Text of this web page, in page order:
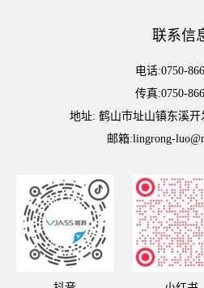
联系信
电话:0750-
传真:0750-
地址: 鹤山市址山镇东溪开
邮箱:lingrong-